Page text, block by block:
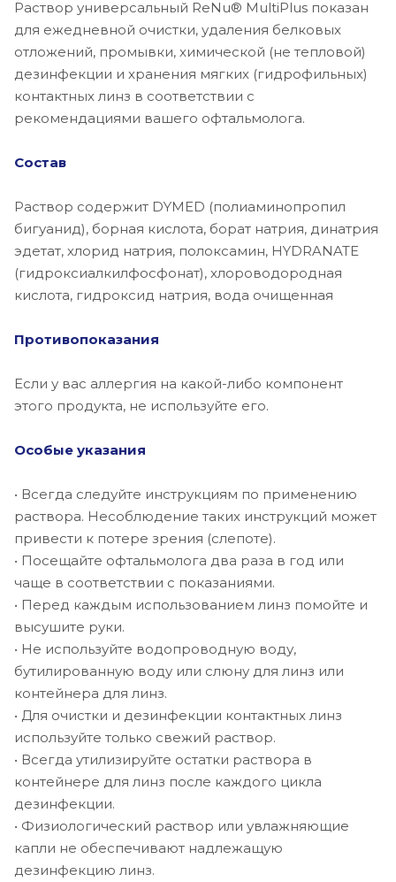
Раствор универсальный ReNu® MultiPlus показан
для ежедневной очистки, удаления белковых
отложений, промывки, химической (не тепловой)
дезинфекции и хранения мягких (гидрофильных)
контактных линз в соответствии с
рекомендациями вашего офтальмолога.
Состав
Раствор содержит DYMED (полиаминопропил
бигуанид), борная кислота, борат натрия, динатрия
эдетат, хлорид натрия, полоксамин, HYDRANATE
(гидроксиалкилфосфонат), хлороводородная
кислота, гидроксид натрия, вода очищенная
Противопоказания
Если у вас аллергия на какой-либо компонент
этого продукта, не используйте его.
Особые указания
• Всегда следуйте инструкциям по применению
раствора. Несоблюдение таких инструкций может
привести к потере зрения (слепоте).
• Посещайте офтальмолога два раза в год или
чаще в соответствии с показаниями.
• Перед каждым использованием линз помойте и
высушите руки.
• Не используйте водопроводную воду,
бутилированную воду или слюну для линз или
контейнера для линз.
• Для очистки и дезинфекции контактных линз
используйте только свежий раствор.
• Всегда утилизируйте остатки раствора в
контейнере для линз после каждого цикла
дезинфекции.
• Физиологический раствор или увлажняющие
капли не обеспечивают надлежащую
дезинфекцию линз.